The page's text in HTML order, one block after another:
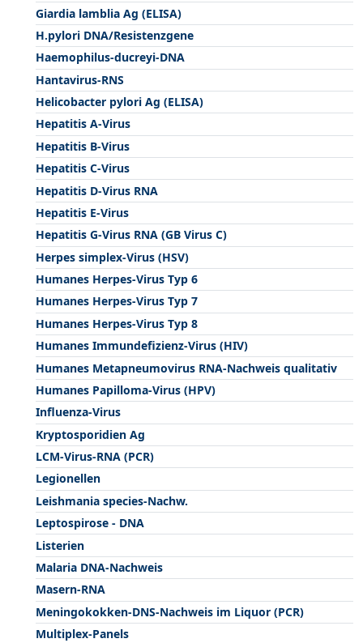
Giardia lamblia Ag (ELISA)
H.pylori DNA/Resistenzgene
Haemophilus-ducreyi-DNA
Hantavirus-RNS
Helicobacter pylori Ag (ELISA)
Hepatitis A-Virus
Hepatitis B-Virus
Hepatitis C-Virus
Hepatitis D-Virus RNA
Hepatitis E-Virus
Hepatitis G-Virus RNA (GB Virus C)
Herpes simplex-Virus (HSV)
Humanes Herpes-Virus Typ 6
Humanes Herpes-Virus Typ 7
Humanes Herpes-Virus Typ 8
Humanes Immundefizienz-Virus (HIV)
Humanes Metapneumovirus RNA-Nachweis qualitativ
Humanes Papilloma-Virus (HPV)
Influenza-Virus
Kryptosporidien Ag
LCM-Virus-RNA (PCR)
Legionellen
Leishmania species-Nachw.
Leptospirose - DNA
Listerien
Malaria DNA-Nachweis
Masern-RNA
Meningokokken-DNS-Nachweis im Liquor (PCR)
Multiplex-Panels